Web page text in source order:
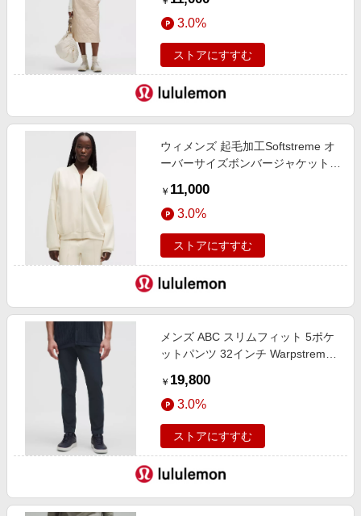
3.0%
ストアにすすむ
ウィメンズ 起毛加工Softstreme オ
ーバーサイズボンバージャケット
￥ 11,000
3.0%
ストアにすすむ
メンズ ABC スリムフィット 5ポケ
ットパンツ 32インチ Warpstreme
￥ 19,800
3.0%
ストアにすすむ